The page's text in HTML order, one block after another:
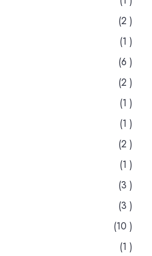
(2 )
(1 )
(6 )
(2 )
(1 )
(1 )
(2 )
(1 )
(3 )
(3 )
(10 )
(1 )